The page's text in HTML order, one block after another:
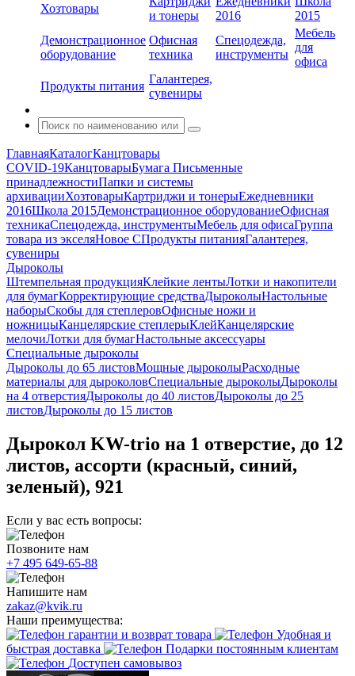
Хозтовары
и тонеры
2016
2015
Демонстрационное
оборудование
Офисная
техника
Спецодежда,
инструменты
Мебель
для
офиса
Продукты питания
Галантерея,
сувениры
ГлавнаяКаталогКанцтовары
COVID-19КанцтоварыБумага Письменные
принадлежностиПапки и системы
архивацииХозтоварыКартриджи и тонерыЕжедневники
2016Школа 2015Демонстрационное оборудованиеОфисная
техникаСпецодежда, инструментыМебель для офисаГруппа
товара из экселяНовое СПродукты питанияГалантерея,
сувениры
Дыроколы
Штемпельная продукцияКлейкие лентыЛотки и накопители
для бумагКорректирующие средстваДыроколыНастольные
наборыСкобы для степлеровОфисные ножи и
ножницыКанцелярские степлерыКлейКанцелярские
мелочиЛотки для бумагНастольные аксессуары
Специальные дыроколы
Дыроколы до 65 листовМощные дыроколыРасходные
материалы для дыроколовСпециальные дыроколыДыроколы
на 4 отверстияДыроколы до 40 листовДыроколы до 25
листовДыроколы до 15 листов
Дырокол KW-trio на 1 отверстие, до 12
листов, ассорти (красный, синий,
зеленый), 921
Если у вас есть вопросы:
Позвоните нам
+7 495 649-65-88
Напишите нам
zakaz@kvik.ru
Наши преимущества:
гарантии и возврат товара
Удобная и
быстрая доставка
Подарки постоянным клиентам
Доступен самовывоз